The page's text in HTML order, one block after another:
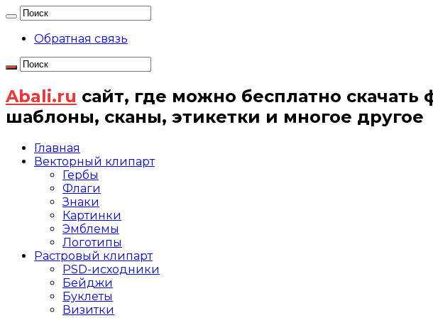
Обратная связь
Abali.ru сайт, где можно бесплатно
шаблоны, сканы, этикетки и многое другое
Главная
Векторный клипарт
Гербы
Флаги
Знаки
Картинки
Эмблемы
Логотипы
Растровый клипарт
PSD-исходники
Бейджи
Буклеты
Визитки